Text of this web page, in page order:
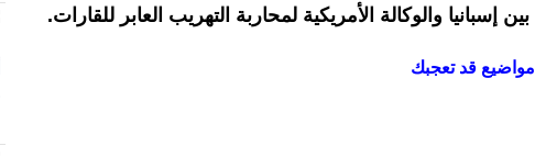
بين إسبانيا والوكالة الأمريكية لمحاربة التهريب العابر للقارات.
مواضيع قد تعجبك